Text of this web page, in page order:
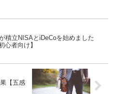
積立NISAとiDeCoを始めました
心者向け】
【五感